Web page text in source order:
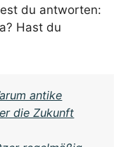
du antworten:
Hast du
antike
die Zukunft